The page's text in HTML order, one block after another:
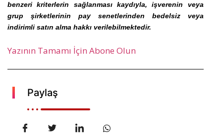
benzeri kriterlerin
sağlanması kaydıyla, işverenin veya
grup şirketlerinin pay senetlerinden bedelsiz veya
indirimli satın alma hakkı verilebilmektedir.
Yazının Tamamı İçin Abone Olun
Paylaş